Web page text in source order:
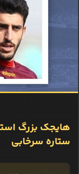
هایجک بزرگ
ستاره سرخابی